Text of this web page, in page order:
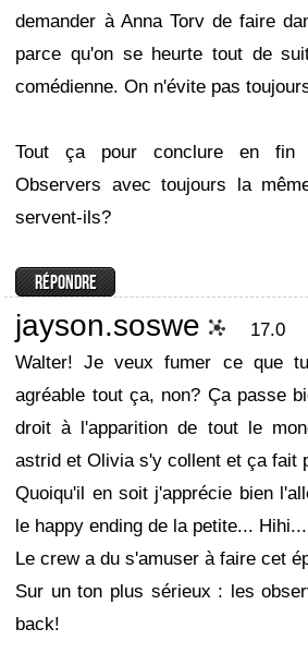
demander à Anna Torv de faire
parce qu'on se heurte tout de
comédienne. On n'évite pas
Tout ça pour conclure en fin
Observers avec toujours la
servent-ils?
jayson.soswe
17.0
Walter! Je veux fumer ce que
agréable tout ça, non? Ça passe
droit à l'apparition de tout le
astrid et Olivia s'y collent et ça fait
Quoiqu'il en soit j'apprécie bien
le happy ending de la petite... Hihi...
Le crew a du s'amuser à faire cet
Sur un ton plus sérieux : les
back!